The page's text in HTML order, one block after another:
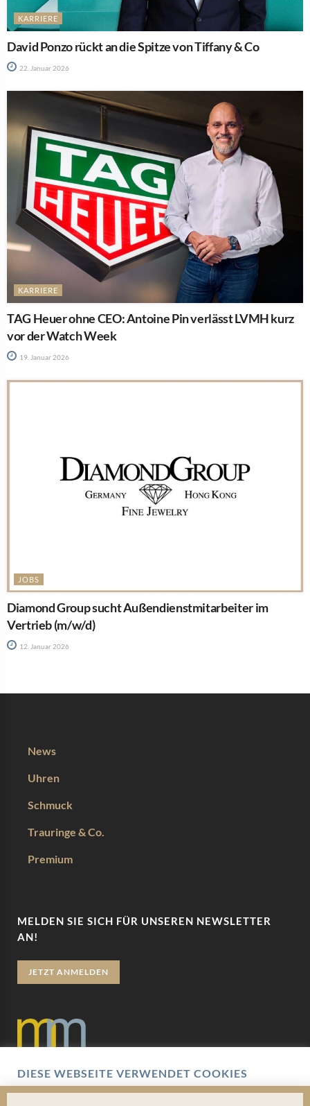
KARRIERE
David Ponzo rückt an die Spitze von Tiffany & Co
22. Januar 2026
KARRIERE
TAG Heuer ohne CEO: Antoine Pin verlässt LVMH kurz
vor der Watch Week
19. Januar 2026
JOBS
Diamond Group sucht Außendienstmitarbeiter im
Vertrieb (m/w/d)
12. Januar 2026
News
Uhren
Schmuck
Trauringe & Co.
Premium
MELDEN SIE SICH FÜR UNSEREN NEWSLETTER
AN!
JETZT ANMELDEN
Datenschutz
DIESE WEBSEITE VERWENDET COOKIES
Wir verwenden Cookies um Ihnen eine optimale